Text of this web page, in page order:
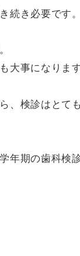
続き必要です。
大事になります
、検診はとて
年期の歯科検